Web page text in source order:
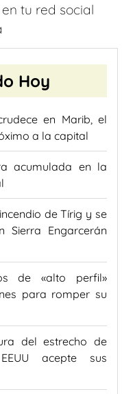
tu red social
Hoy
en Marib, el
a la capital
acumulada en la
de Tírig y se
Sierra Engarcerán
de «alto perfil»
para romper su
del estrecho de
acepte sus